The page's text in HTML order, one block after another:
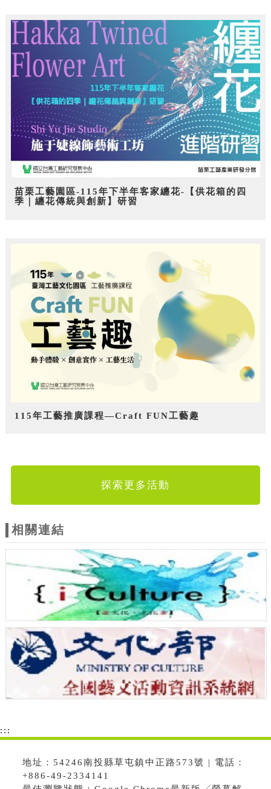
苗栗工藝園區-115年下半年客家纏花-【供花箱的四
季｜纏花傳統與創新】研習
115年工藝推廣課程—Craft FUN工藝趣
探索更多活動
相關連結
:::
地址：54246南投縣草屯鎮中正路573號 | 電話：
+886-49-2334141